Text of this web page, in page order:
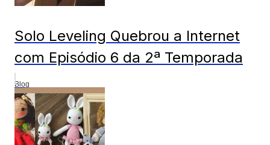
Solo Leveling Quebrou a Internet
com Episódio 6 da 2ª Temporada
Blog